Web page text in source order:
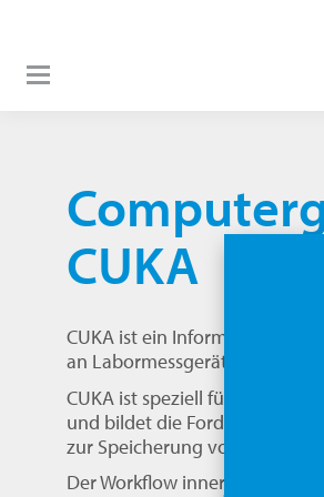
CUKA
CUKA ist ein
an Labormessgeräten,
CUKA ist speziell für die
und bildet die Forderungen
zur Speicherung von
Der Workflow innerhalb der